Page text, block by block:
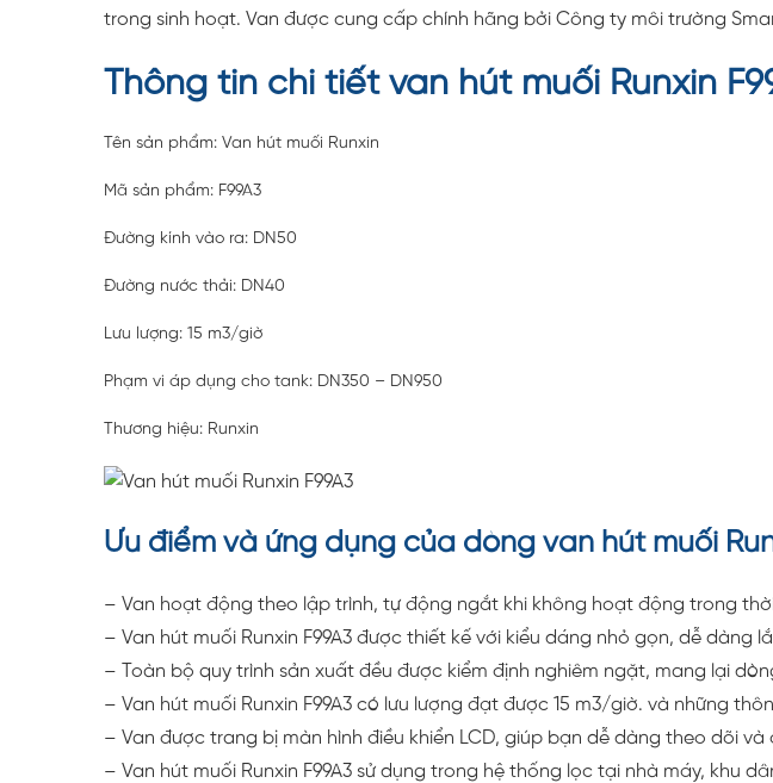
trong sinh hoạt. Van được cung cấp chính hãng bởi Công ty môi trường
Thông tin chi tiết van hút muối Runxin
Tên sản phẩm: Van hút muối Runxin
Mã sản phẩm: F99A3
Đường kính vào ra: DN50
Đường nước thải: DN40
Lưu lượng: 15 m3/giờ
Phạm vi áp dụng cho tank: DN350 – DN950
Thương hiệu: Runxin
Ưu điểm và ứng dụng của dòng van hút muối
– Van hoạt động theo lập trình, tự động ngắt khi không hoạt động trong
– Van hút muối Runxin F99A3 được thiết kế với kiểu dáng nhỏ gọn, dễ dàng
– Toàn bộ quy trình sản xuất đều được kiểm định nghiêm ngặt, mang lại
– Van hút muối Runxin F99A3 có lưu lượng đạt được 15 m3/giờ. và những
– Van được trang bị màn hình điều khiển LCD, giúp bạn dễ dàng theo dõi
– Van hút muối Runxin F99A3 sử dụng trong hệ thống lọc tại nhà máy, khu